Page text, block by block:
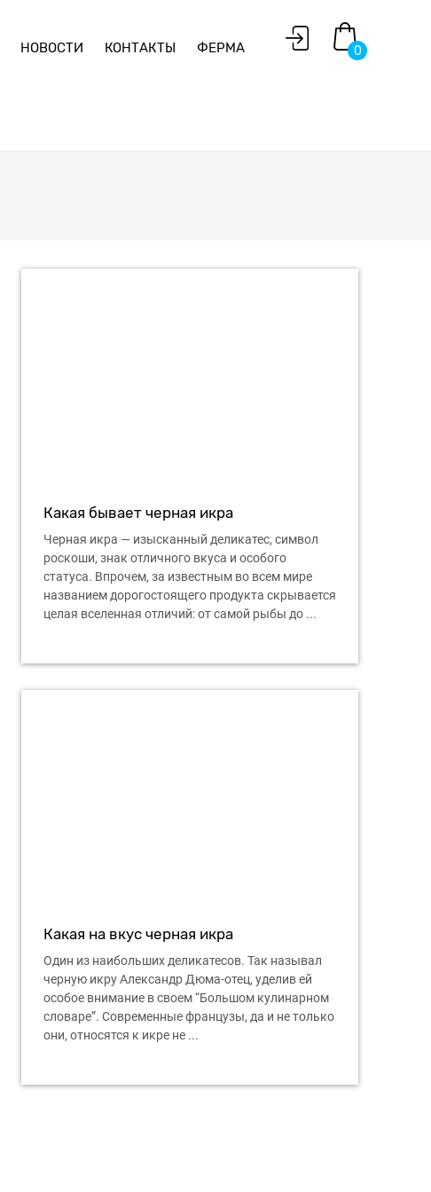
0
НОВОСТИ КОНТАКТЫ ФЕРМА
Какая бывает черная икра
Черная икра — изысканный деликатес, символ
роскоши, знак отличного вкуса и особого
статуса. Впрочем, за известным во всем мире
названием дорогостоящего продукта скрывается
целая вселенная отличий: от самой рыбы до ...
Какая на вкус черная икра
Один из наибольших деликатесов. Так называл
черную икру Александр Дюма-отец, уделив ей
особое внимание в своем “Большом кулинарном
словаре”. Современные французы, да и не только
они, относятся к икре не ...